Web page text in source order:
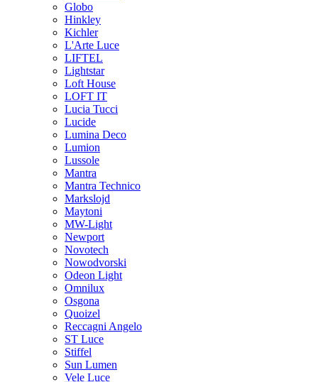
Globo
Hinkley
Kichler
L'Arte Luce
LIFTEL
Lightstar
Loft House
LOFT IT
Lucia Tucci
Lucide
Lumina Deco
Lumion
Lussole
Mantra
Mantra Technico
Markslojd
Maytoni
MW-Light
Newport
Novotech
Nowodvorski
Odeon Light
Omnilux
Osgona
Quoizel
Reccagni Angelo
ST Luce
Stiffel
Sun Lumen
Vele Luce